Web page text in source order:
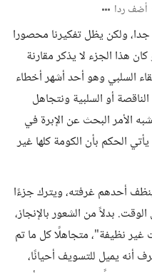
أضف ردا
ولكن يظل تفكيرنا محصورا
هذا الجزء لا يذكر مقارنة
السلبي وهو أحد أشهر أخطاء
أو السلبية ونتجاهل
الأمر البحث عن الإبرة في
الحكم بأن الكومة كلها غير
أحدهم غرفته، ويترك جزءًا
بدلاً من الشعور بالإنجاز،
غير نظيفة"، متجاهلًا كل ما تم
أنه يميل للتسويف أحيانًا،